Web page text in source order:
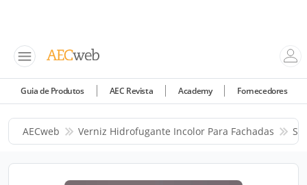
Guia de Produtos AEC Revista Academy Fornecedores
AECweb Verniz Hidrofugante Incolor Para Fachadas